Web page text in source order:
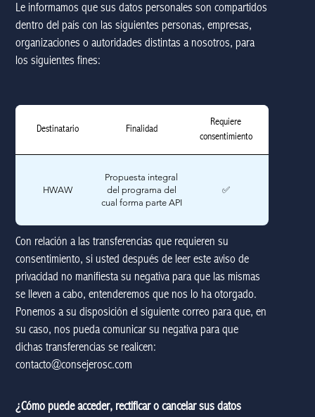
Le informamos que sus datos personales son compartidos
dentro del país con las siguientes personas, empresas,
organizaciones o autoridades distintas a nosotros, para
los siguientes fines:
Destinatario Finalidad
Requiere
consentimiento
HWAW
Propuesta integral
del programa del
cual forma parte API
✅
Con relación a las transferencias que requieren su
consentimiento, si usted después de leer este aviso de
privacidad no manifiesta su negativa para que las mismas
se lleven a cabo, entenderemos que nos lo ha otorgado.
Ponemos a su disposición el siguiente correo para que, en
su caso, nos pueda comunicar su negativa para que
dichas transferencias se realicen:
contacto@consejerosc.com
¿Cómo puede acceder, rectificar o cancelar sus datos